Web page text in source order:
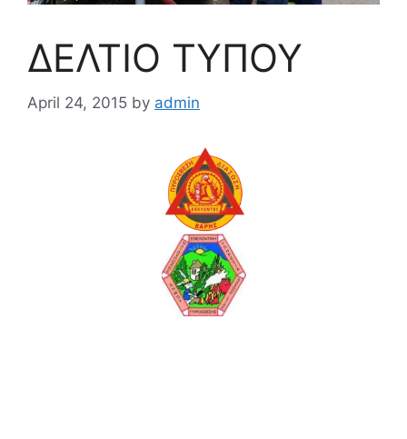
ΔΕΛΤΙΟ ΤΥΠΟΥ
April 24, 2015 by admin